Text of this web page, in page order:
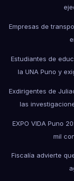
Empresas de
Estudiantes de
la UNA Puno y
Exdirigentes de
las
EXPO VIDA Puno
mil
Fiscalía advierte